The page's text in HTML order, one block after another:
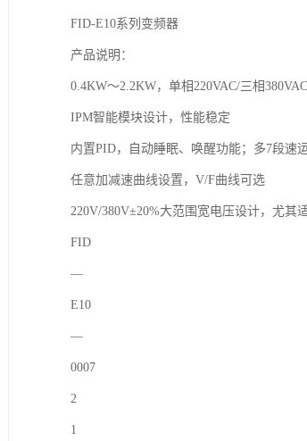
FID-E10系列变频器
产品说明：
0.4KW～2.2KW，单相220VAC/三相380VAC
IPM智能模块设计，性能稳定
内置PID，自动睡眠、唤醒功能；多7段速
任意加减速曲线设置，V/F曲线可选
220V/380V±20%大范围宽电压设计，尤其
FID
—
E10
—
0007
2
1